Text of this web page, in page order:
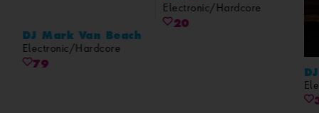
DJ Mark Van Beach
Electronic/Hardcore
79
Electronic/Hardcore
20